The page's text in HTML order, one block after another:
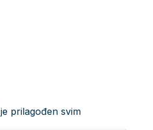
je prilagođen svim